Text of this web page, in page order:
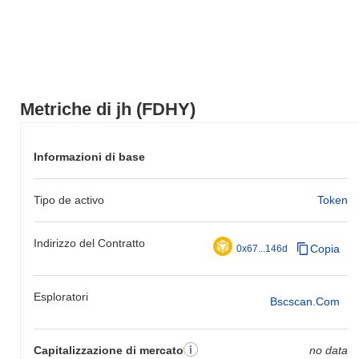
Metriche di jh (FDHY)
Informazioni di base
Tipo de activo Token
Indirizzo del Contratto 0x67...146d Copia
Esploratori Bscscan.com
Capitalizzazione di mercato no data